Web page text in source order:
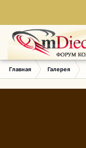
Главная Галерея